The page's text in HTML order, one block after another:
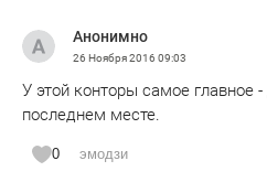
Анонимно
26 Ноября 2016 09:03
У этой конторы самое главное -
последнем месте.
0 эмодзи